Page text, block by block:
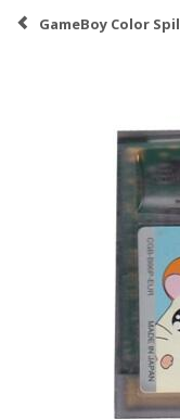
GameBoy Color Spil